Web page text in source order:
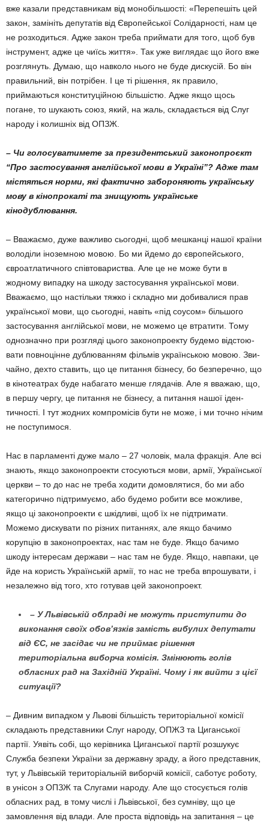
вже казали представникам від монобіль­шості: «Перепешіть цей
закон, замініть депу­татів від Європейської Солідарності, нам це
не розходиться. Адже закон треба прий­мати для того, щоб був
інструмент, адже це чиїсь життя». Так уже виглядає що його вже
розглянуть. Думаю, що навколо нього не буде дискусій. Бо він
правильний, він потрі­бен. І це ті рішення, як правило,
приймають­ся конституційною більшістю. Адже якщо щось
погане, то шукають союз, який, на жаль, складається від Слуг
народу і колиш­ніх від ОПЗЖ.
– Чи голосуватимете за президентсь­кий законопроєкт
“Про застосування англійської мови в Україні”? Адже там
містяться норми, які фактично заборо­няють українську
мову в кінопрокаті та знищують українське
кінодублювання.
– Вважаємо, дуже важливо сьогодні, щоб мешканці нашої кра­їни
володіли іноземною мовою. Бо ми йдемо до європейського,
євро­атлатичного співто­вариства. Але це не може бути в
жодному випадку на шкоду застосування української мови.
Вважаємо, що настільки тяжко і склад­но ми добивалися прав
української мови, що сьогодні, навіть «під соусом» більшого
застосування англій­ської мови, не може­мо це втратити. Тому
однозначно при роз­гляді цього законопроек­ту будемо відстою­
вати повноцінне дублю­ванням фільмів українсь­кою мовою. Зви­
чайно, дехто ста­вить, що це питання бізнесу, бо безперечно, що
в кінотеатрах буде наба­гато менше гля­дачів. Але я вважаю, що,
в першу чергу, це питання не бізнесу, а пи­тання нашої іден­
тичності. І тут жодних ком­про­місів бути не може, і ми точно нічим
не поступимося.
Нас в парламенті дуже мало – 27 чоловік, мала фракція. Але всі
знають, якщо законопроекти стосуються мови, армії, Української
церкви – то до нас не треба ходити домовля­тися, бо ми або
категорично підтримуємо, або будемо робити все можливе,
якщо ці законопроекти є шкідливі, щоб їх не підтри­мати.
Можемо дискувати по різних питаннях, але якщо бачимо
корупцію в законопроек­тах, нас там не буде. Якщо бачимо
шкоду інтересам держави – нас там не буде. Якщо, навпаки, це
йде на користь Українській армії, то нас не треба впрошувати, і
незалежно від того, хто готував цей законопроект.
– У Львівській облраді не можуть приступити до
виконання своїх обо­в’яз­ків замість вибулих депутати
від ЄС, не засідає чи не приймає рішення
територіальна виборча комісія. Змінюють голів
обласних рад на Західній Україні. Чому і як вийти з цієї
ситуації?
– Дивним випадком у Львові більшість територіальної комісії
складають представ­ни­ки Слуг народу, ОПЖЗ та Циганської
партії. Уявіть собі, що керівника Циганської пар­тії розшукує
Служба безпеки України за державну зраду, а його представник,
тут, у Львівській територіальній виборчій комісії, саботує роботу,
в унісон з ОПЗЖ та Слугами на­роду. Але що стосується голів
обласних рад, в тому числі і Львівської, без сумніву, що це
замовлення від влади. Але проста відповідь на запитання – це